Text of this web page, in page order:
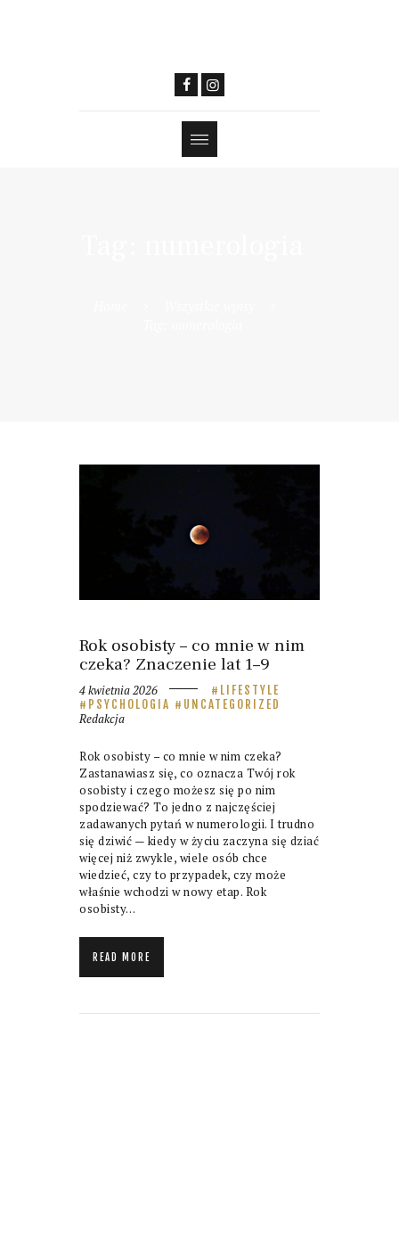
Rok osobisty – co mnie w nim
czeka? Znaczenie lat 1–9
4 kwietnia 2026
LIFESTYLE
PSYCHOLOGIA
UNCATEGORIZED
Redakcja
Rok osobisty – co mnie w nim czeka?
Zastanawiasz się, co oznacza Twój rok
osobisty i czego możesz się po nim
spodziewać? To jedno z najczęściej
zadawanych pytań w numerologii. I trudno
się dziwić — kiedy w życiu zaczyna się dziać
więcej niż zwykle, wiele osób chce
wiedzieć, czy to przypadek, czy może
właśnie wchodzi w nowy etap. Rok
osobisty…
READ MORE